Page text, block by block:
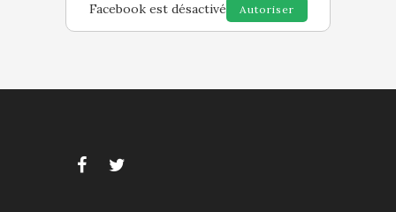
Facebook est désactivé Autoriser